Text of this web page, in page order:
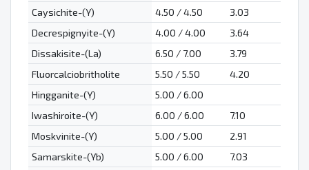
Caysichite-(Y)
4.50 / 4.50
3.03
Decrespignyite-(Y)
4.00 / 4.00
3.64
Dissakisite-(La)
6.50 / 7.00
3.79
Fluorcalciobritholite
5.50 / 5.50
4.20
Hingganite-(Y)
5.00 / 6.00
Iwashiroite-(Y)
6.00 / 6.00
7.10
Moskvinite-(Y)
5.00 / 5.00
2.91
Samarskite-(Yb)
5.00 / 6.00
7.03